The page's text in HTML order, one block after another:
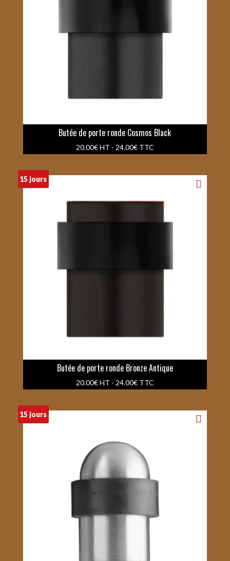
Butée de porte ronde Cosmos Black
20.00€HT - 24.00€TTC
15 jours
Butée de porte ronde Bronze Antique
20.00€HT - 24.00€TTC
15 jours